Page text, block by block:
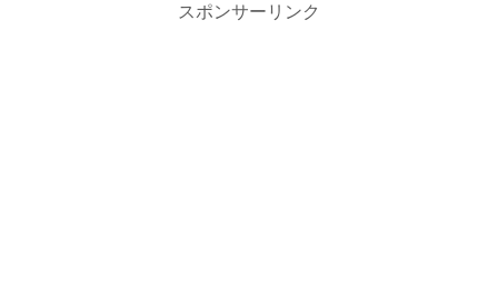
スポンサーリンク